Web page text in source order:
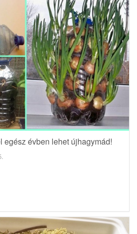
egész évben lehet újhagymád!